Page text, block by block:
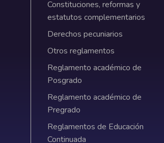
institucionales
Constituciones, reformas y
estatutos complementarios
Derechos pecuniarios
Otros reglamentos
Reglamento académico de
Posgrado
Reglamento académico de
Pregrado
Reglamentos de Educación
Continuada